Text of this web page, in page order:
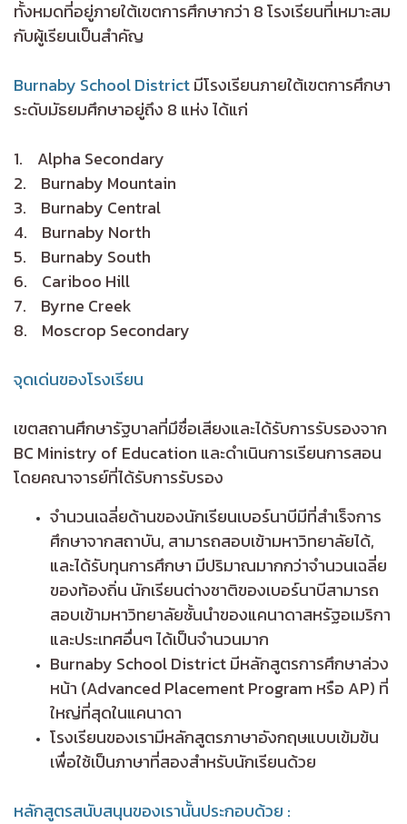
ทั้งหมดที่อยู่ภายใต้เขตการศึกษากว่า 8 โรงเรียนที่เหมาะสม
กับผู้เรียนเป็นสำคัญ
Burnaby School Districtมีโรงเรียนภายใต้เขตการศึกษา
ระดับมัธยมศึกษาอยู่ถึง 8 แห่ง ได้แก่
1. Alpha Secondary
2. Burnaby Mountain
3. Burnaby Central
4. Burnaby North
5. Burnaby South
6. Cariboo Hill
7. Byrne Creek
8. Moscrop Secondary
จุดเด่นของโรงเรียน
เขตสถานศึกษารัฐบาลที่มึชื่อเสียงและได้รับการรับรองจาก
BC Ministry of Education และดำเนินการเรียนการสอน
โดยคณาจารย์ที่ได้รับการรับรอง
จำนวนเฉลี่ยด้านของนักเรียนเบอร์นาบีมีที่สำเร็จการ
ศึกษาจากสถาบัน, สามารถสอบเข้ามหาวิทยาลัยได้,
และได้รับทุนการศึกษา มีปริมาณมากกว่าจำนวนเฉลี่ย
ของท้องถิ่น นักเรียนต่างชาติของเบอร์นาบีสามารถ
สอบเข้ามหาวิทยาลัยชั้นนำของแคนาดาสหรัฐอเมริกา
และประเทศอื่นๆ ได้เป็นจำนวนมาก
Burnaby School District มีหลักสูตรการศึกษาล่วง
หน้า (Advanced Placement Program หรือ AP) ที่
ใหญ่ที่สุดในแคนาดา
โรงเรียนของเรามีหลักสูตรภาษาอังกฤษแบบเข้มข้น
เพื่อใช้เป็นภาษาที่สองสำหรับนักเรียนด้วย
หลักสูตรสนับสนุนของเรานั้นประกอบด้วย :